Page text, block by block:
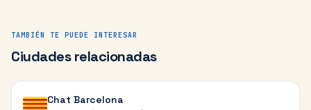
TAMBIÉN TE PUEDE INTERESAR
Ciudades relacionadas
Chat Barcelona